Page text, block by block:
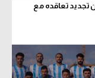
تجديد تعاقده مع